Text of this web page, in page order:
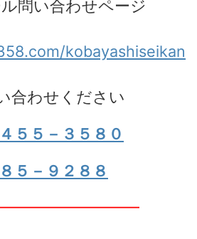
ル問い合わせページ
kobayashiseikan
合わせください
５５－３５８０
５－９２８８